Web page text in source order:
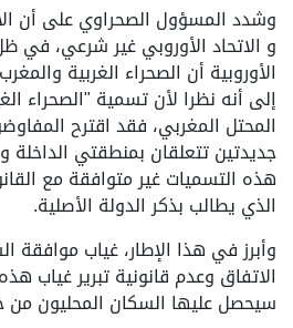
وشدد المسؤول الصحراوي على أن
و الاتحاد الأوروبي غير شرعي، في
الأوروبية أن الصحراء الغربية
إلى أنه نظرا لأن تسمية "الصحراء
المحتل المغربي، فقد اقترح
جديدتين تتعلقان بمنطقتي الداخلة
هذه التسميات غير متوافقة مع
الذي يطالب بذكر الدولة الأصلية.
وأبرز في هذا الإطار، غياب
الاتفاق وعدم قانونية تبرير غياب
سيحصل عليها السكان المحليون من